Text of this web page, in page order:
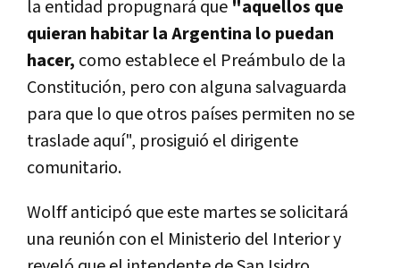
la entidad propugnará que "aquellos que
quieran habitar la Argentina lo puedan
hacer, como establece el Preámbulo de la
Constitución, pero con alguna salvaguarda
para que lo que otros países permiten no se
traslade aquí", prosiguió el dirigente
comunitario.
Wolff anticipó que este martes se solicitará
una reunión con el Ministerio del Interior y